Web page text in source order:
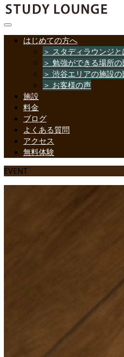
はじめての方へ
＞ スタディラウンジと
＞ 勉強ができる場所
＞ 渋谷エリアの施設
＞ お客様の声
施設
料金
ブログ
よくある質問
アクセス
無料体験
EVENT